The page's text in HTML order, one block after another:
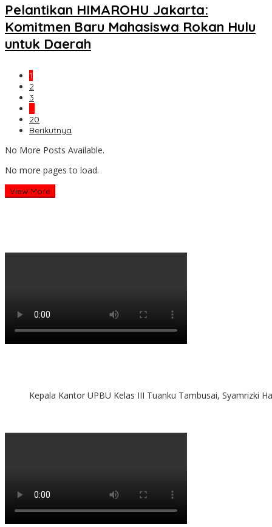
Pelantikan HIMAROHU Jakarta:
Komitmen Baru Mahasiswa Rokan Hulu
untuk Daerah
1
2
3
…
20
Berikutnya
No More Posts Available.
No more pages to load.
View More
Kepala Kantor UPBU Kelas III Tuanku Tambusai, Syamrizki